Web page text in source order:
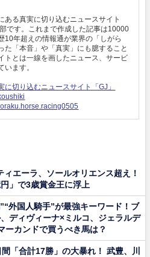
ある真実に切り込むニュースサイト
部です。これまで作成した記事は10000
10年超えの情報通が業界の「しがら
た「本音」や「真実」にも臆すること
トとは一線を画したニュース、サービ
います。
に切り込むニュースサイト「GJ」
エーラ、ソールオリエンス超え！
」で3歳賞金王に浮上
外国人騎手”が最強キーワード！ブ
ディヴィーナ×ミルコ、ジェラルデ
ーカンドで買うべき馬は？
「合計17勝」の大暴れ！ 武豊、川